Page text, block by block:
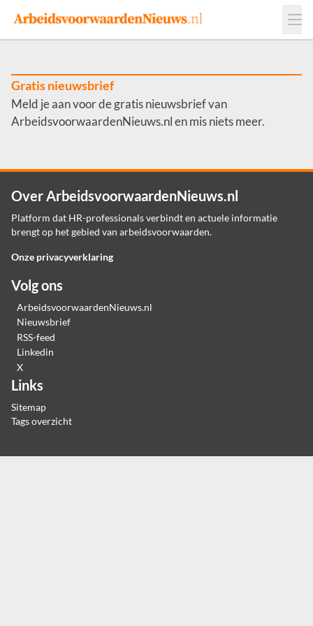
Events
Adverteren
Werkgevers
Contact
Gratis nieuwsbrief
Meld je aan voor de gratis nieuwsbrief van
ArbeidsvoorwaardenNieuws.nl en mis niets meer.
Over ArbeidsvoorwaardenNieuws.nl
Platform dat HR-professionals verbindt en actuele informatie
brengt op het gebied van arbeidsvoorwaarden.
Onze privacyverklaring
Volg ons
ArbeidsvoorwaardenNieuws.nl
Nieuwsbrief
RSS-feed
Linkedin
X
Links
Sitemap
Tags overzicht